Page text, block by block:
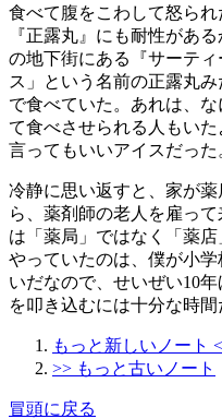
食べて腹をこわして怒られ
『正露丸』にも耐性があ
の地下街にある『サーテ
ス」という名前の正露丸
で食べていた。あれは、
て食べさせられる人もい
言ってもいいアイスだった
冷静に思い返すと、家が
ら、薬剤師の老人を雇っ
は「薬局」ではなく「薬
やっていたのは、僕が小
いだなので、せいぜい10
を叩き込むには十分な時間
もっと新しいノート
>> もっと古いノート
冒頭に戻る